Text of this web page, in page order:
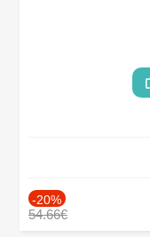
-20%
54.66€